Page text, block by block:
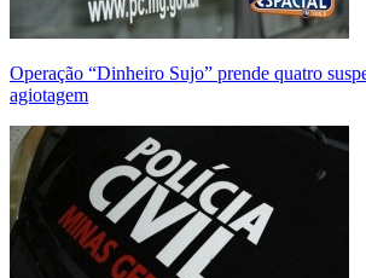
Operação “Dinheiro Sujo” prende quatro
agiotagem